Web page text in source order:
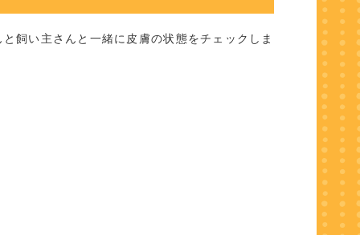
飼い主さんと一緒に皮膚の状態をチェックしま